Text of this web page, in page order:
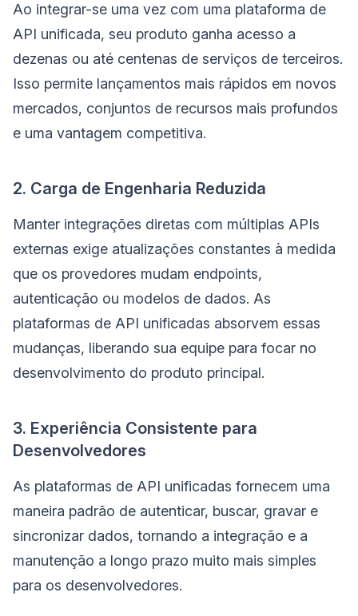
Ao integrar-se uma vez com uma plataforma de
API unificada, seu produto ganha acesso a
dezenas ou até centenas de serviços de terceiros.
Isso permite lançamentos mais rápidos em novos
mercados, conjuntos de recursos mais profundos
e uma vantagem competitiva.
2. Carga de Engenharia Reduzida
Manter integrações diretas com múltiplas APIs
externas exige atualizações constantes à medida
que os provedores mudam endpoints,
autenticação ou modelos de dados. As
plataformas de API unificadas absorvem essas
mudanças, liberando sua equipe para focar no
desenvolvimento do produto principal.
3. Experiência Consistente para
Desenvolvedores
As plataformas de API unificadas fornecem uma
maneira padrão de autenticar, buscar, gravar e
sincronizar dados, tornando a integração e a
manutenção a longo prazo muito mais simples
para os desenvolvedores.